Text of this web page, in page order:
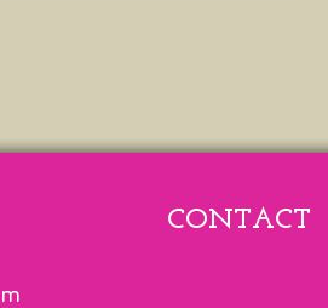
CONTACT